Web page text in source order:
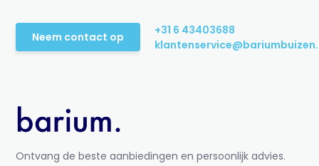
Neem contact op
+31 6 43403688
Ontvang de beste aanbiedingen en persoonlijk advies.